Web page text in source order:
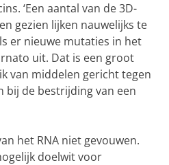
‘Een aantal van de 3D-
gezien lijken nauwelijks te
er nieuwe mutaties in het
uit. Dat is een groot
van middelen gericht tegen
bij de bestrijding van een
het RNA niet gevouwen.
doelwit voor